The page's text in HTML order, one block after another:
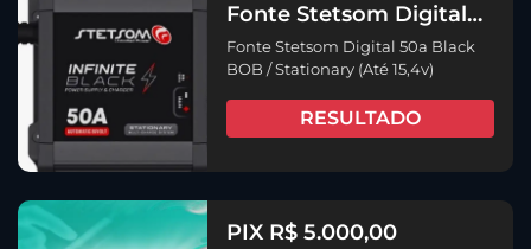
Fonte Stetsom Digital
50a Black BOB /
Stationary (Até 15,4v)
Fonte Stetsom Digital 50a Black
BOB / Stationary (Até 15,4v)
RESULTADO
PIX R$ 5.000,00